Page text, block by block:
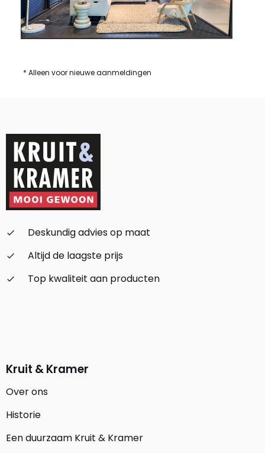
* Alleen voor nieuwe aanmeldingen
check_small
Deskundig advies op maat
check_small
Altijd de laagste prijs
check_small
Top kwaliteit aan producten
Kruit & Kramer
Over ons
Historie
Een duurzaam Kruit & Kramer